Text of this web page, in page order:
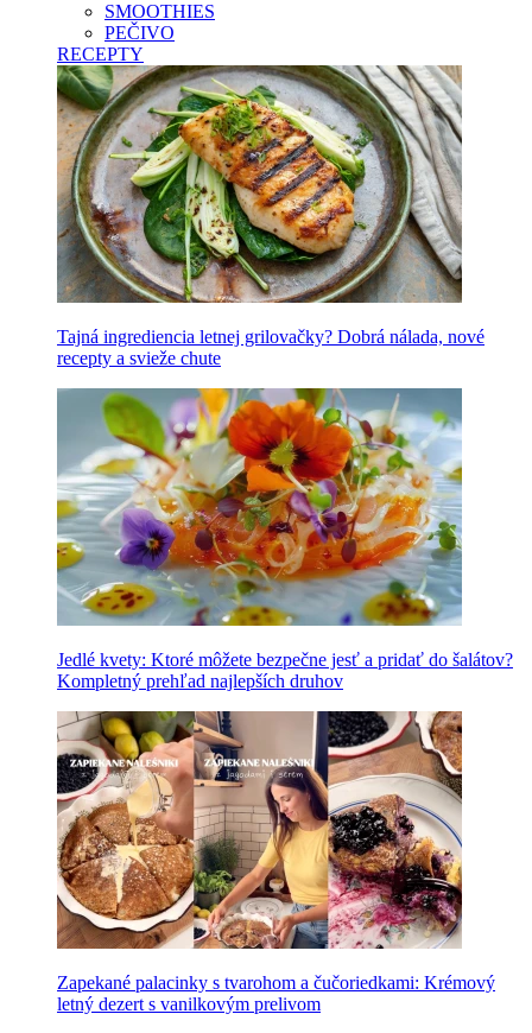
SMOOTHIES
PEČIVO
RECEPTY
Tajná ingrediencia letnej grilovačky? Dobrá nálada, nové
recepty a svieže chute
Jedlé kvety: Ktoré môžete bezpečne jesť a pridať do šalátov?
Kompletný prehľad najlepších druhov
Zapekané palacinky s tvarohom a čučoriedkami: Krémový
letný dezert s vanilkovým prelivom